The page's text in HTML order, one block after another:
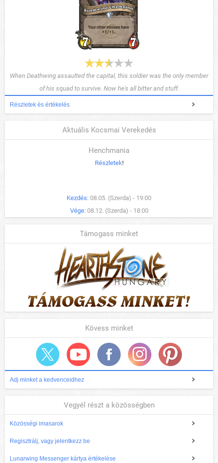
When Deathwing assaulted the capital, this soldier was the only member
of his squad to survive. Now he's all bitter and stuff.
Részletek és értékelés
Aktuális Kocsmai Verekedés
Henchmania
Részletek!
Kezdés: 08.05. (Szerda) - 19:00
Vége: 08.12. (Szerda) - 18:00
Támogass minket
Kövess minket
Adj minket a kedvenceidhez
Vegyél részt a közösségben
Közösségi imasarok
Regisztrálj, vagy jelentkezz be
Lunarwing Messenger kártya értékelése